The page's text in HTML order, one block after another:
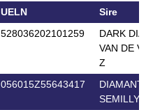
UELN
Sire
528036202101259
DARK
VAN DE
Z
056015Z55643417
DIAMANT
SEMILLY